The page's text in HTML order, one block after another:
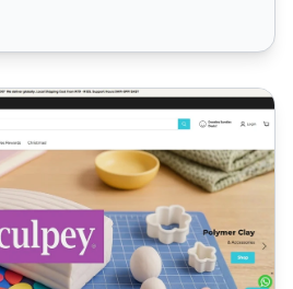
DoodlesCafe